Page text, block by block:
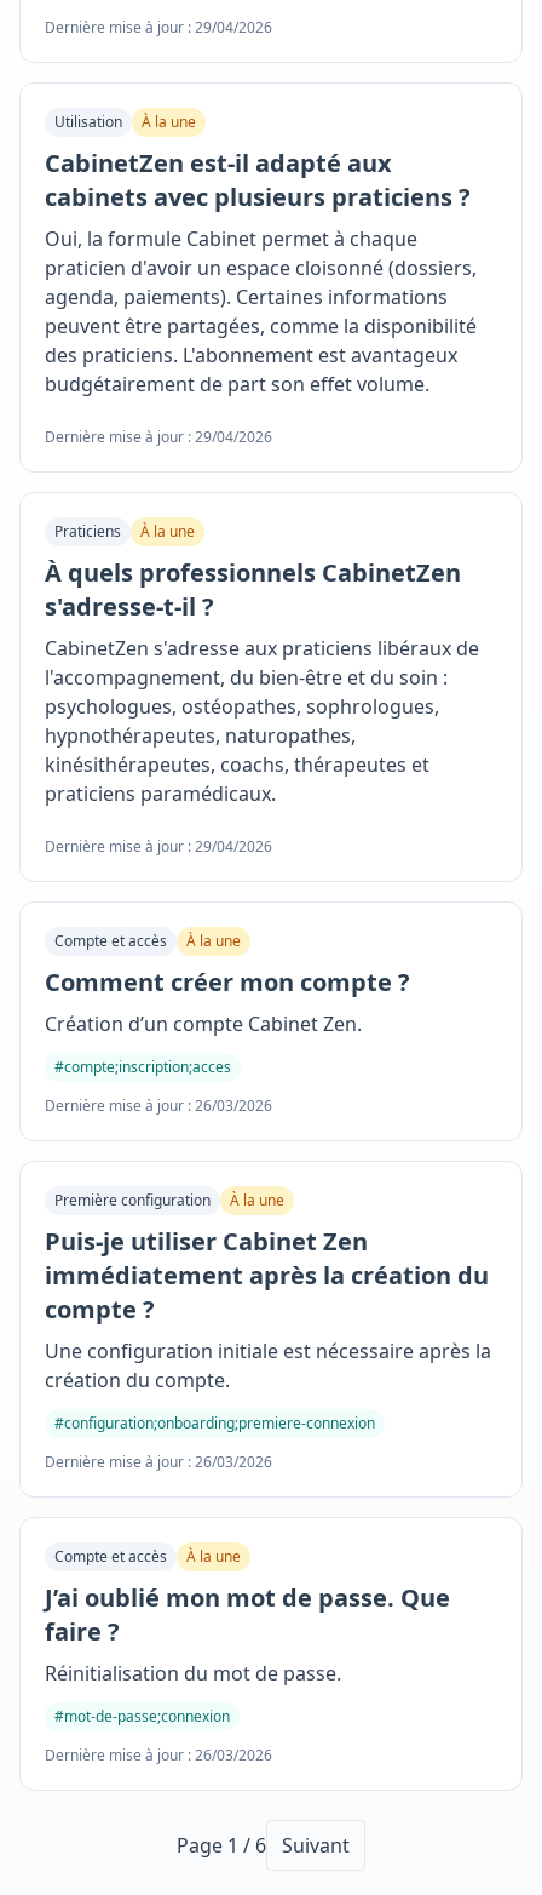
Dernière mise à jour : 29/04/2026
Utilisation À la une
CabinetZen est-il adapté aux
cabinets avec plusieurs praticiens ?
Oui, la formule Cabinet permet à chaque
praticien d'avoir un espace cloisonné (dossiers,
agenda, paiements). Certaines informations
peuvent être partagées, comme la disponibilité
des praticiens. L'abonnement est avantageux
budgétairement de part son effet volume.
Dernière mise à jour : 29/04/2026
Praticiens À la une
À quels professionnels CabinetZen
s'adresse-t-il ?
CabinetZen s'adresse aux praticiens libéraux de
l'accompagnement, du bien-être et du soin :
psychologues, ostéopathes, sophrologues,
hypnothérapeutes, naturopathes,
kinésithérapeutes, coachs, thérapeutes et
praticiens paramédicaux.
Dernière mise à jour : 29/04/2026
Compte et accès À la une
Comment créer mon compte ?
Création d’un compte Cabinet Zen.
#compte;inscription;acces
Dernière mise à jour : 26/03/2026
Première configuration À la une
Puis-je utiliser Cabinet Zen
immédiatement après la création du
compte ?
Une configuration initiale est nécessaire après la
création du compte.
#configuration;onboarding;premiere-connexion
Dernière mise à jour : 26/03/2026
Compte et accès À la une
J’ai oublié mon mot de passe. Que
faire ?
Réinitialisation du mot de passe.
#mot-de-passe;connexion
Dernière mise à jour : 26/03/2026
Page 1 / 6 Suivant